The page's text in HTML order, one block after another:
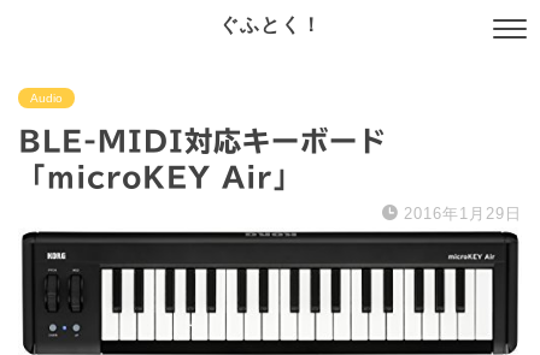
ぐふとく！
Audio
BLE-MIDI対応キーボード
「microKEY Air」
2016年1月29日